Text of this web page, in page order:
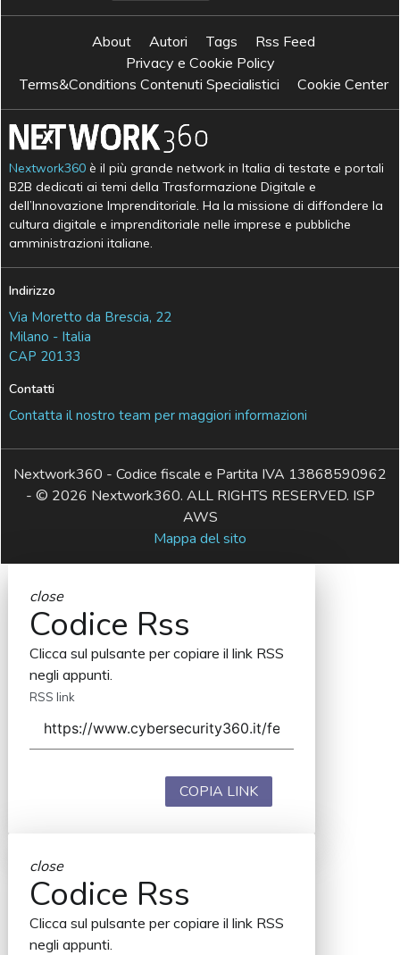
About Autori Tags
Rss Feed
Privacy e Cookie Policy
Terms&Conditions Contenuti Specialistici
Cookie Center
Nextwork360 è il più grande network in Italia di testate e portali
B2B dedicati ai temi della Trasformazione Digitale e
dell’Innovazione Imprenditoriale. Ha la missione di diffondere la
cultura digitale e imprenditoriale nelle imprese e pubbliche
amministrazioni italiane.
Indirizzo
Via Moretto da Brescia, 22
Milano - Italia
CAP 20133
Contatti
Contatta il nostro team per maggiori informazioni
Nextwork360 - Codice fiscale e Partita IVA 13868590962
- © 2026 Nextwork360. ALL RIGHTS RESERVED. ISP
AWS
Mappa del sito
close
Codice Rss
Clicca sul pulsante per copiare il link RSS
negli appunti.
RSS link
COPIA LINK
close
Codice Rss
Clicca sul pulsante per copiare il link RSS
negli appunti.